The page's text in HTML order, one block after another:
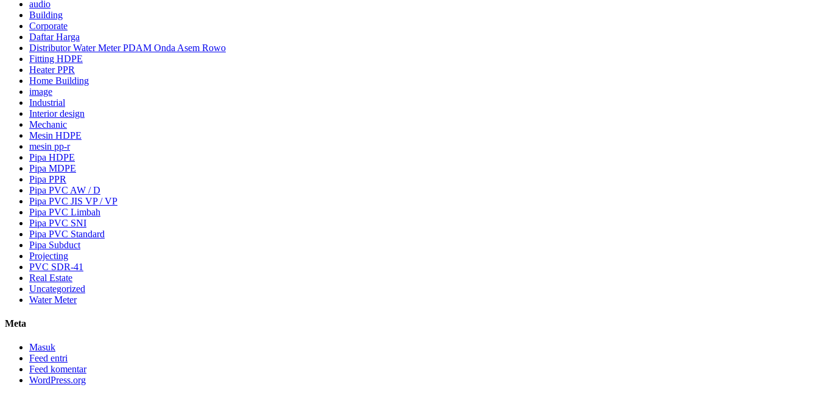
audio
Building
Corporate
Daftar Harga
Distributor Water Meter PDAM Onda Asem Rowo
Fitting HDPE
Heater PPR
Home Building
image
Industrial
Interior design
Mechanic
Mesin HDPE
mesin pp-r
Pipa HDPE
Pipa MDPE
Pipa PPR
Pipa PVC AW / D
Pipa PVC JIS VP / VP
Pipa PVC Limbah
Pipa PVC SNI
Pipa PVC Standard
Pipa Subduct
Projecting
PVC SDR-41
Real Estate
Uncategorized
Water Meter
Meta
Masuk
Feed entri
Feed komentar
WordPress.org